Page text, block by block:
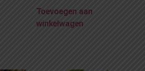
Toevoegen aan
winkelwagen